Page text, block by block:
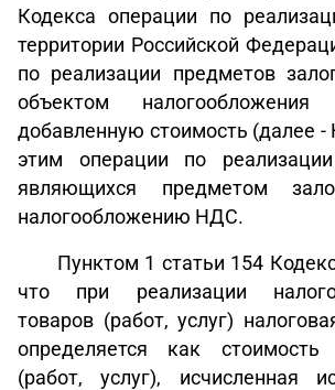
Кодекса операции по
территории Российской
по реализации предметов
объектом
добавленную стоимость (далее
этим операции по
являющихся предметом
налогообложению НДС.
Пунктом 1 статьи 154
что при реализации
товаров (работ, услуг)
определяется как стоимость
(работ, услуг), исчисленная